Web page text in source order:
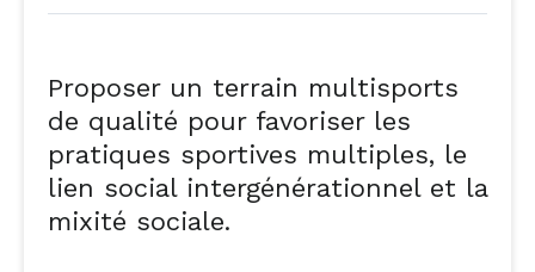
Proposer un terrain multisports
de qualité pour favoriser les
pratiques sportives multiples, le
lien social intergénérationnel et la
mixité sociale.